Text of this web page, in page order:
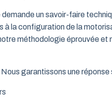
demande un savoir-faire
à la configuration de la
méthodologie éprouvée
garantissons une